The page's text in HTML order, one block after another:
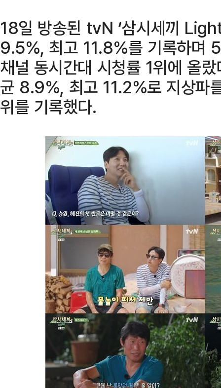
18일 방송된 tvN ‘삼시세끼
9.5%, 최고 11.8%를 기록하며
채널 동시간대 시청률 1위에 올
균 8.9%, 최고 11.2%로 지상파
위를 기록했다.